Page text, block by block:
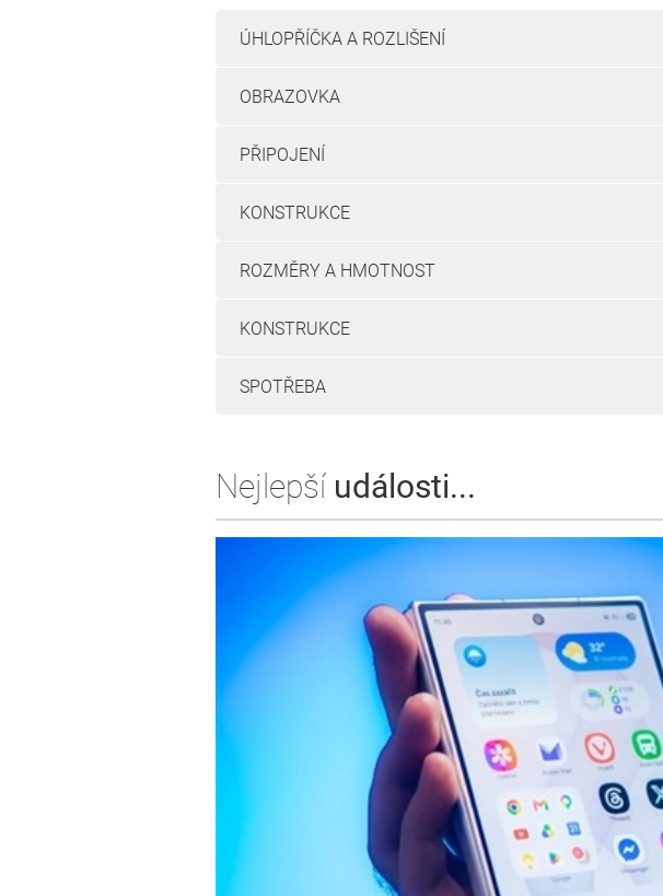
ÚHLOPŘÍČKA A ROZLIŠENÍ
OBRAZOVKA
PŘIPOJENÍ
KONSTRUKCE
ROZMĚRY A HMOTNOST
KONSTRUKCE
SPOTŘEBA
Nejlepší události...